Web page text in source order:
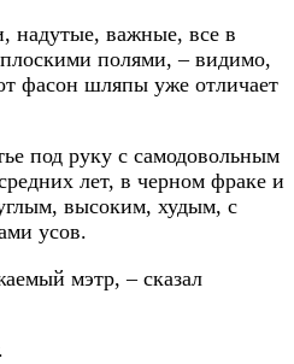
надутые, важные, все в
полями, – видимо,
фасон шляпы уже отличает
под руку с самодовольным
лет, в черном фраке и
высоким, худым, с
усов.
мэтр, – сказал